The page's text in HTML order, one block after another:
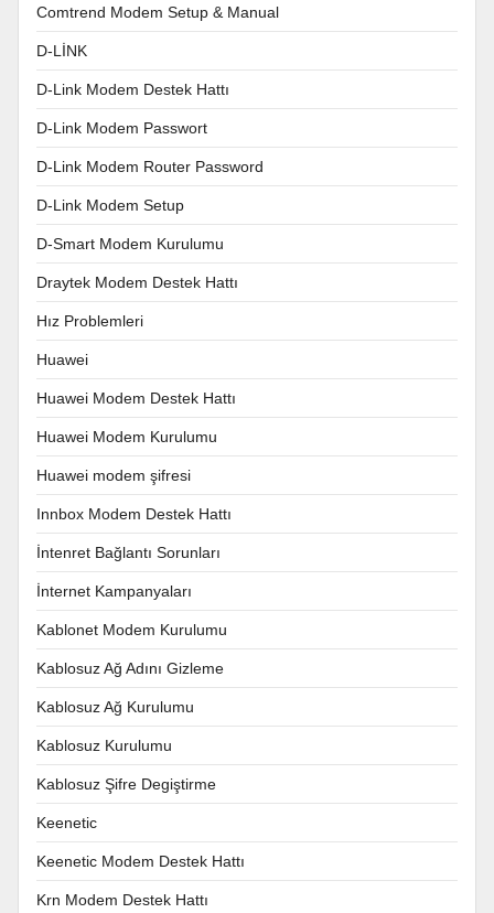
Comtrend Modem Setup & Manual
D-LİNK
D-Link Modem Destek Hattı
D-Link Modem Passwort
D-Link Modem Router Password
D-Link Modem Setup
D-Smart Modem Kurulumu
Draytek Modem Destek Hattı
Hız Problemleri
Huawei
Huawei Modem Destek Hattı
Huawei Modem Kurulumu
Huawei modem şifresi
Innbox Modem Destek Hattı
İntenret Bağlantı Sorunları
İnternet Kampanyaları
Kablonet Modem Kurulumu
Kablosuz Ağ Adını Gizleme
Kablosuz Ağ Kurulumu
Kablosuz Kurulumu
Kablosuz Şifre Degiştirme
Keenetic
Keenetic Modem Destek Hattı
Krn Modem Destek Hattı